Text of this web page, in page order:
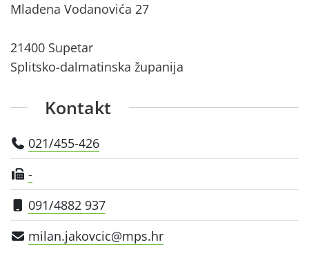
Mladena Vodanovića 27
21400 Supetar
Splitsko-dalmatinska županija
Kontakt
021/455-426
-
091/4882 937
milan.jakovcic@mps.hr